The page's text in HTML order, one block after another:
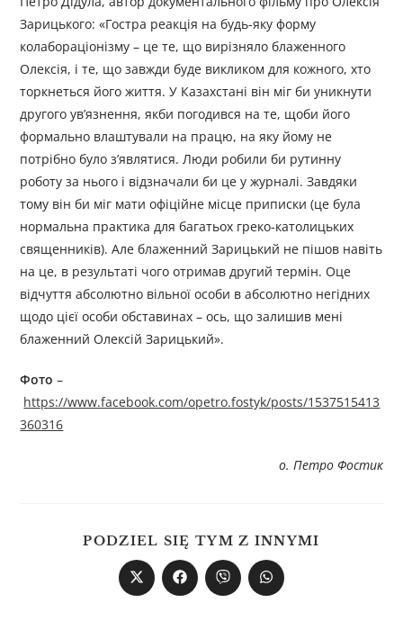
Зарицького: «Гостра реакція на будь-яку форму
колабораціонізму – це те, що вирізняло блаженного
Олексія, і те, що завжди буде викликом для кожного, хто
торкнеться його життя. У Казахстані він міг би уникнути
другого ув’язнення, якби погодився на те, щоби його
формально влаштували на працю, на яку йому не
потрібно було з’являтися. Люди робили би рутинну
роботу за нього і відзначали би це у журналі. Завдяки
тому він би міг мати офіційне місце приписки (це була
нормальна практика для багатьох греко-католицьких
священників). Але блаженний Зарицький не пішов навіть
на це, в результаті чого отримав другий термін. Оце
відчуття абсолютно вільної особи в абсолютно негідних
щодо цієї особи обставинах – ось, що залишив мені
блаженний Олексій Зарицький».
Фото –
https://www.facebook.com/opetro.fostyk/posts/1537515413
360316
о. Петро Фостик
PODZIEL SIĘ TYM Z INNYMI